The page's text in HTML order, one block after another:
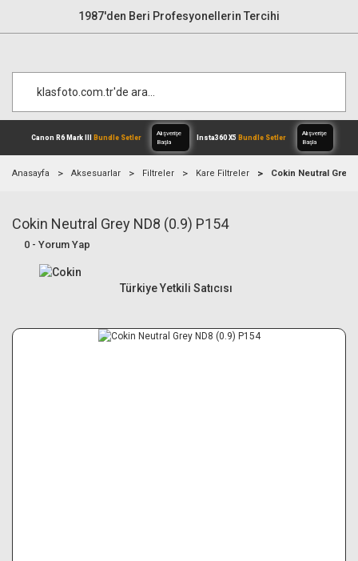
1987'den Beri Profesyonellerin Tercihi
Canon R6 Mark IIIBundle Setler
Anasayfa Aksesuarlar Filtreler Kare Filtreler Cokin Neutral Grey
Cokin Neutral Grey ND8 (0.9) P154
0 - Yorum Yap
Türkiye Yetkili Satıcısı